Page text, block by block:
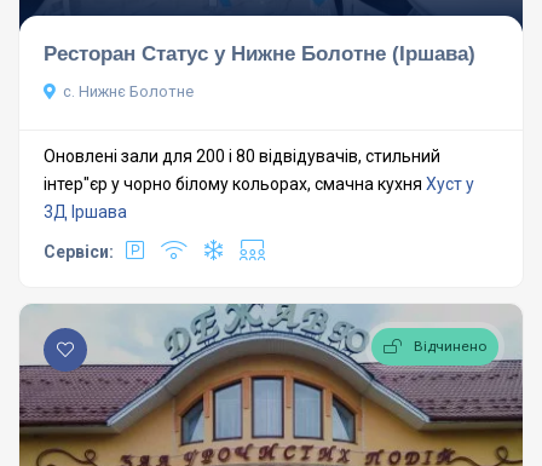
Ресторан Статус у Нижне Болотне (Іршава)
с. Нижнє Болотне
Оновлені зали для 200 і 80 відвідувачів, стильний
інтер"єр у чорно білому кольорах, смачна кухня Хуст у
3Д
Іршава
Сервіси:
Відчинено